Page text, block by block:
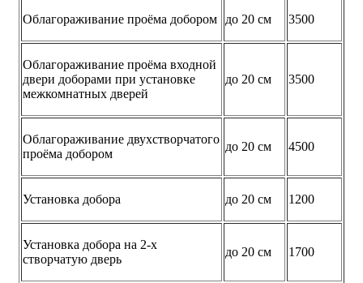
Облагораживание проёма добором до 20 см 3500
Облагораживание проёма входной
двери доборами при установке
межкомнатных дверей
до 20 см 3500
Облагораживание двухстворчатого
проёма добором
до 20 см 4500
Установка добора до 20 см 1200
Установка добора на 2-х
створчатую дверь
до 20 см 1700